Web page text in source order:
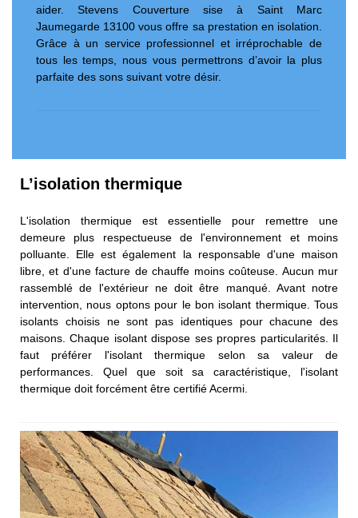
aider. Stevens Couverture sise à Saint Marc
Jaumegarde 13100 vous offre sa prestation en isolation.
Grâce à un service professionnel et irréprochable de
tous les temps, nous vous permettrons d’avoir la plus
parfaite des sons suivant votre désir.
L’isolation thermique
L'isolation thermique est essentielle pour remettre une
demeure plus respectueuse de l'environnement et moins
polluante. Elle est également la responsable d'une maison
libre, et d'une facture de chauffe moins coûteuse. Aucun mur
rassemblé de l'extérieur ne doit être manqué. Avant notre
intervention, nous optons pour le bon isolant thermique. Tous
isolants choisis ne sont pas identiques pour chacune des
maisons. Chaque isolant dispose ses propres particularités. Il
faut préférer l'isolant thermique selon sa valeur de
performances. Quel que soit sa caractéristique, l'isolant
thermique doit forcément être certifié Acermi.